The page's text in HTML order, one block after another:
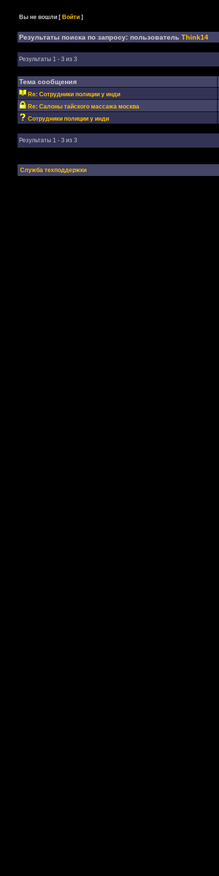
Вы не вошли [Войти ]
Результаты поиска по запросу: пользователь Think14
Результаты 1 - 3 из 3
Тема сообщения
Re: Сотрудники полиции у инди
Re: Салоны тайского массажа москва
Сотрудники полиции у инди
Результаты 1 - 3 из 3
Служба техподдержки